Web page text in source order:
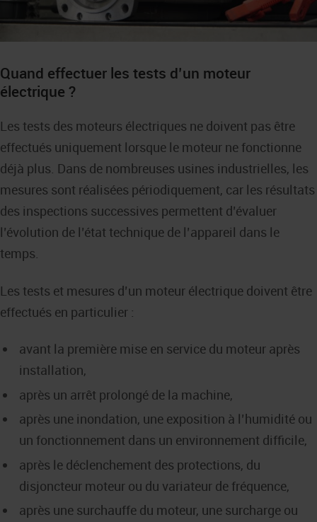
Quand effectuer les tests d’un moteur
électrique ?
Les tests des moteurs électriques ne doivent pas être
effectués uniquement lorsque le moteur ne fonctionne
déjà plus. Dans de nombreuses usines industrielles, les
mesures sont réalisées périodiquement, car les résultats
des inspections successives permettent d’évaluer
l’évolution de l’état technique de l’appareil dans le
temps.
Les tests et mesures d’un moteur électrique doivent être
effectués en particulier :
avant la première mise en service du moteur après
installation,
après un arrêt prolongé de la machine,
après une inondation, une exposition à l’humidité ou
un fonctionnement dans un environnement difficile,
après le déclenchement des protections, du
disjoncteur moteur ou du variateur de fréquence,
après une surchauffe du moteur, une surcharge ou